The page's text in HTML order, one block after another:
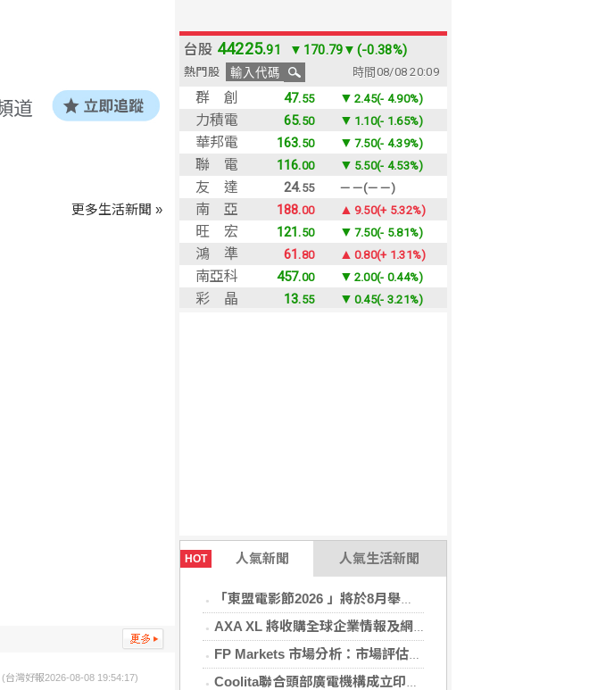
HOT 人氣新聞 人氣生活新聞
「東盟電影節2026 」將於8月舉行 歷來最大規模 以電影連繫文化交流
AXA XL 將收購全球企業情報及網絡安全顧問公司 S-RM
FP Markets 市場分析：市場評估下一步走勢，日圓再臨十字路口
Coolita聯合頭部廣電機構成立印尼首個FAST媒體聯盟
更多生活新聞 »
(台灣好報2026-08-08 19:54:17)